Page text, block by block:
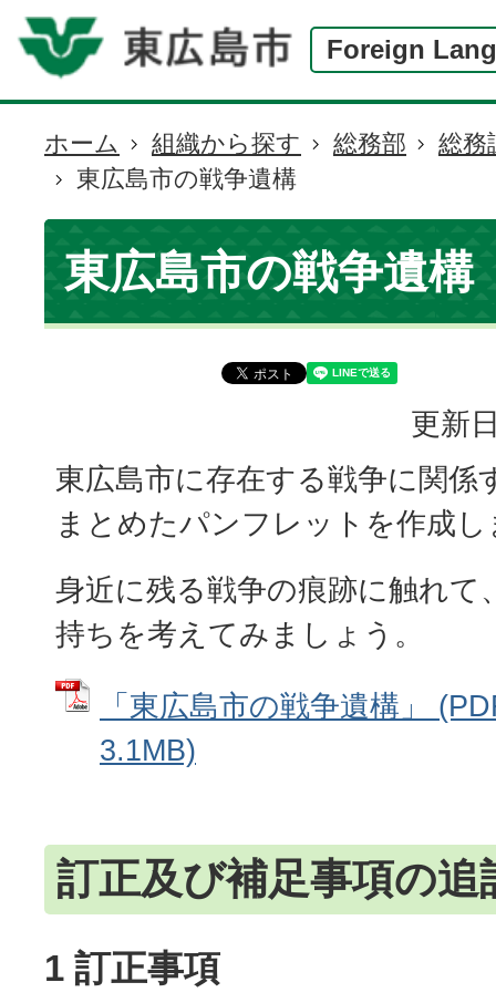
Foreign
現
在
の
位
置
ホーム 組織から探す 総務部
総務
東広島市の戦争遺構
東広島市の戦争遺構
更新
東広島市に存在する戦争に関係
まとめたパンフレットを作成
身近に残る戦争の痕跡に触れて
持ちを考えてみましょう。
「東広島市の戦争遺構」
3.1MB)
訂正及び補足事項の追
1 訂正事項